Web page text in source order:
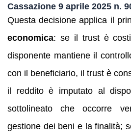
Cassazione 9 aprile 2025 n.
Questa decisione applica il
economica: se il trust è
disponente mantiene il
con il beneficiario, il trust è
il reddito è imputato al
sottolineato che occorre
gestione dei beni e la finalità;